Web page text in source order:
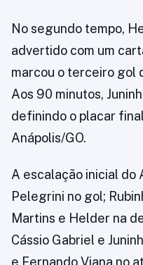
No segundo tempo,
advertido com um
marcou o terceiro gol
Aos 90 minutos,
definindo o placar
Anápolis/GO.
A escalação inicial do
Pelegrini no gol;
Martins e Helder na
Cássio Gabriel e
e Fernando Viana no